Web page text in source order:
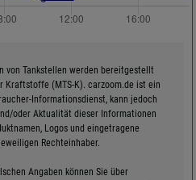
von Tankstellen werden bereitgestellt
Kraftstoffe (MTS-K). carzoom.de ist ein
Informationsdienst, kann jedoch
oder Aktualität dieser Informationen
Logos und eingetragene
Rechteinhaber.
Angaben können Sie über